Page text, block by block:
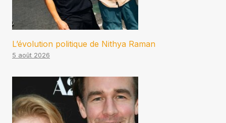
L’évolution politique de Nithya Raman
5 août 2026